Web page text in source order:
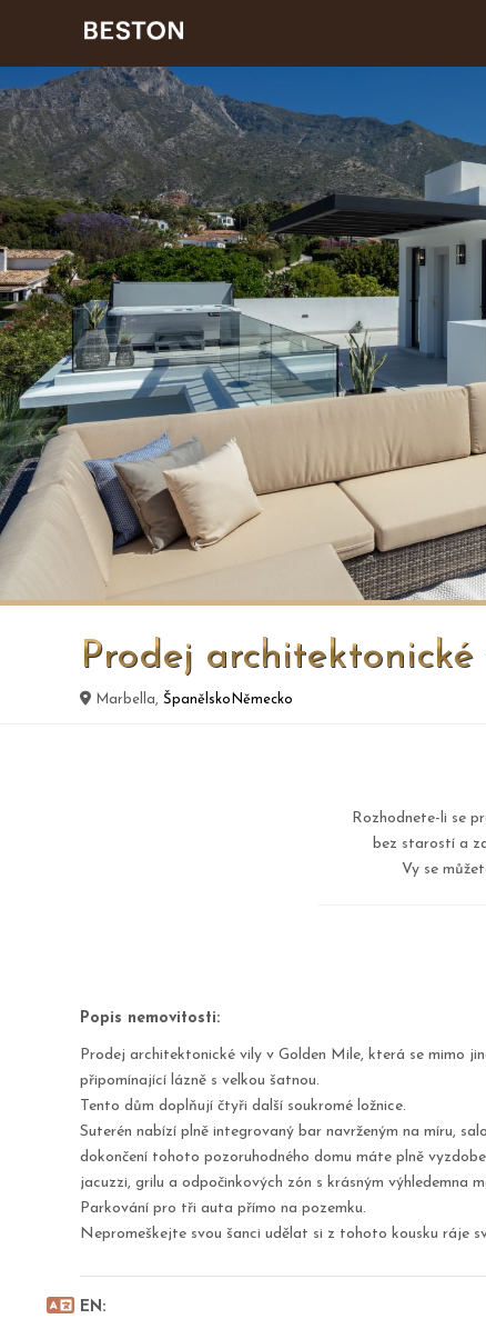
Prodej architektonické
Marbella, Španělsko Německo
Rozhodnete-li se
bez starostí a
Vy se
Popis nemovitosti:
Prodej architektonické vily v Golden Mile, která se mimo
připomínající lázně s velkou šatnou.
Tento dům doplňují čtyři další soukromé ložnice.
Suterén nabízí plně integrovaný bar navrženým na míru,
dokončení tohoto pozoruhodného domu máte plně
jacuzzi, grilu a odpočinkových zón s krásným výhledemna
Parkování pro tři auta přímo na pozemku.
Nepromeškejte svou šanci udělat si z tohoto kousku ráje
EN: